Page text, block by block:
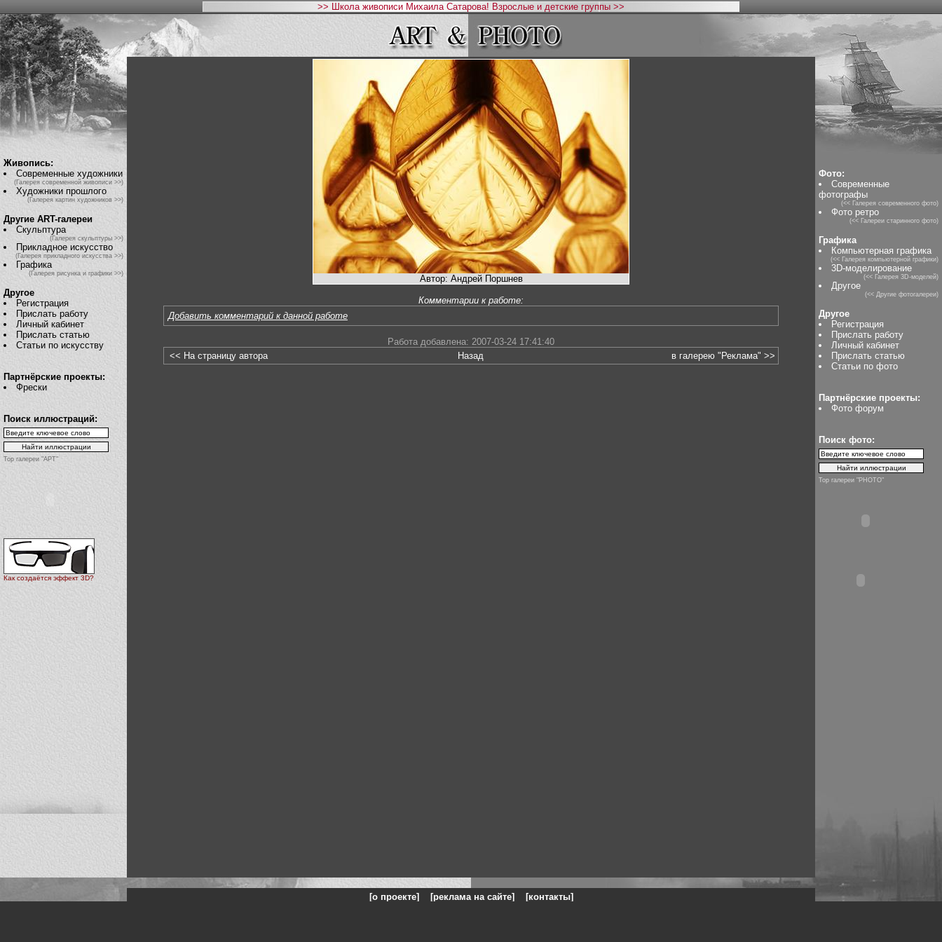
>> Школа живописи Михаила Сатарова! Взрослые и детские группы >>
Живопись:
Современные художники
(Галерея современной живописи >>)
Художники прошлого
(Галерея картин художников >>)
Другие ART-галереи
Скульптура
(Галерея скульптуры >>)
Прикладное искусство
(Галерея прикладного искусства >>)
Графика
(Галерея рисунка и графики >>)
Другое
Регистрация
Прислать работу
Личный кабинет
Прислать статью
Статьи по искусству
Партнёрские проекты:
Фрески
Поиск иллюстраций:
Top галереи "АРТ"
Как создаётся эффект 3D?
Автор: Андрей Поршнев
Комментарии к работе:
Добавить комментарий к данной работе
Работа добавлена: 2007-03-24 17:41:40
<< На страницу автора
Назад в галерею "Реклама" >>
Фото:
Современные
фотографы
(<< Галерея современного фото)
Фото ретро
(<< Галереи старинного фото)
Графика
Компьютерная графика
(<< Галерея компьютерной графики)
3D-моделирование
(<< Галерея 3D-моделей)
Другое
(<< Другие фотогалереи)
Другое
Регистрация
Прислать работу
Личный кабинет
Прислать статью
Статьи по фото
Партнёрские проекты:
Фото форум
Поиск фото:
Top галереи "PHOTO"
[о проекте] [реклама на сайте] [контакты]